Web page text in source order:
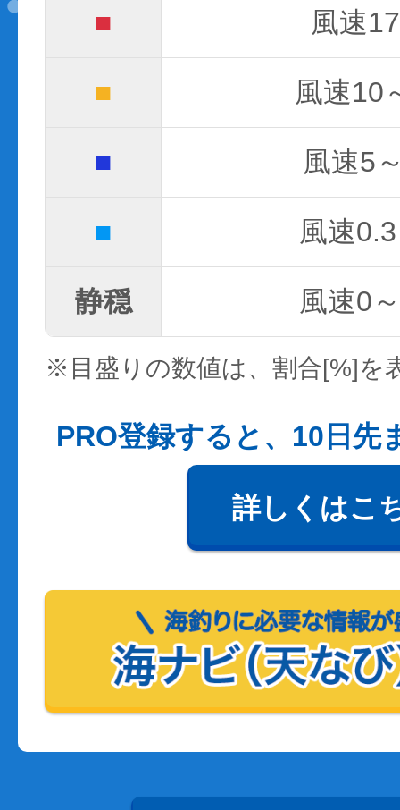
■ 風速
■ 風速10
■ 風速5
■ 風速
静穏 風速0
※目盛りの数値は、割合[%]を
PRO登録すると、10日先
詳しくはこ